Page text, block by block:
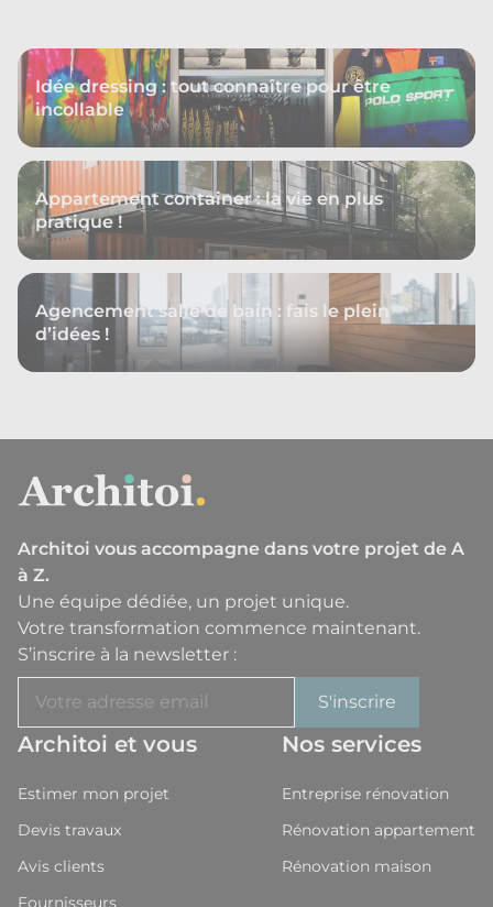
Idée dressing : tout connaître pour être
incollable
Appartement container : la vie en plus
pratique !
Agencement salle de bain : fais le plein
d’idées !
Architoi vous accompagne dans votre projet de A
à Z.
Une équipe dédiée, un projet unique.
Votre transformation commence maintenant.
S’inscrire à la newsletter :
Architoi et vous
Estimer mon projet
Devis travaux
Avis clients
Fournisseurs
Nos services
Entreprise rénovation
Rénovation appartement
Rénovation maison